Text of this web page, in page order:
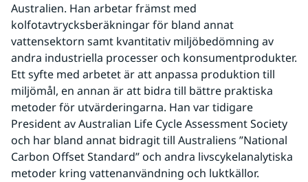
Australien. Han arbetar främst med
kolfotavtrycksberäkningar för bland annat
vattensektorn samt kvantitativ miljöbedömning av
andra industriella processer och konsumentprodukter.
Ett syfte med arbetet är att anpassa produktion till
miljömål, en annan är att bidra till bättre praktiska
metoder för utvärderingarna. Han var tidigare
President av Australian Life Cycle Assessment Society
och har bland annat bidragit till Australiens ”National
Carbon Offset Standard” och andra livscykelanalytiska
metoder kring vattenanvändning och luktkällor.